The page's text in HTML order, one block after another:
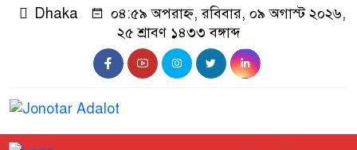
Dhaka
০৪:৫৯ অপরাহ্ন, রবিবার, ০৯ অগাস্ট ২০২৬,
২৫ শ্রাবণ ১৪৩৩ বঙ্গাব্দ